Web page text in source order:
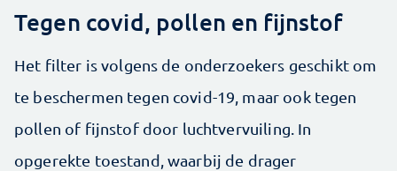
Tegen covid, pollen en fijnstof
Het filter is volgens de onderzoekers geschikt om
te beschermen tegen covid-19, maar ook tegen
pollen of fijnstof door luchtvervuiling. In
opgerekte toestand, waarbij de drager